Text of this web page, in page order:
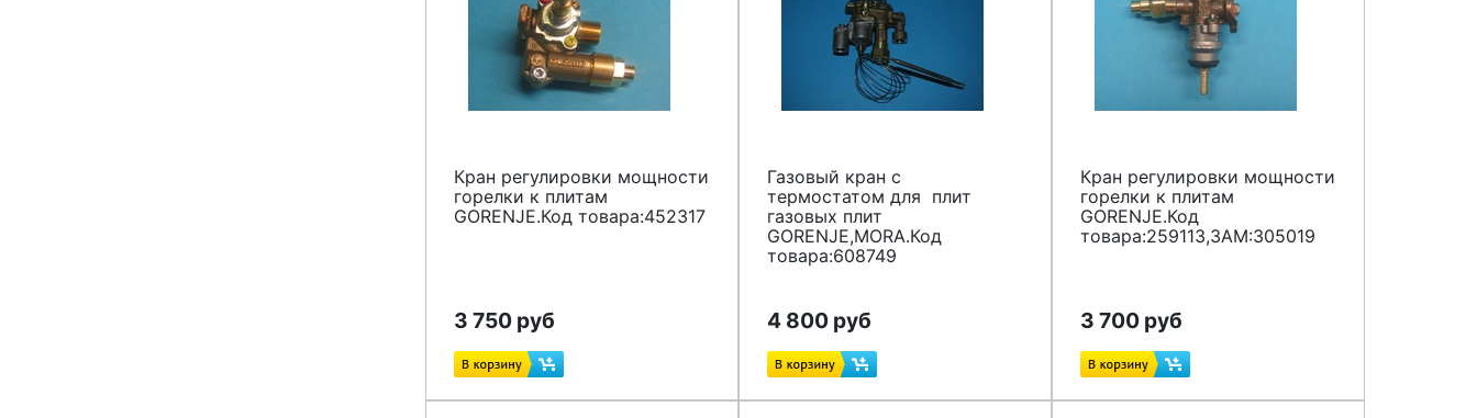
Кран регулировки мощности
горелки к плитам
GORENJE.Код товара:452317
3 750 руб
Газовый кран с
термостатом для плит
газовых плит
GORENJE,MORA.Код
товара:608749
4 800 руб
Кран регулировки мощности
горелки к плитам
GORENJE.Код
товара:259113,ЗАМ:305019
3 700 руб